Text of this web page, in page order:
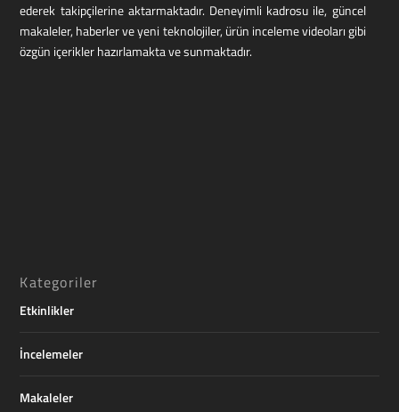
ederek takipçilerine aktarmaktadır. Deneyimli kadrosu ile, güncel
makaleler, haberler ve yeni teknolojiler, ürün inceleme videoları gibi
özgün içerikler hazırlamakta ve sunmaktadır.
Kategoriler
Etkinlikler
İncelemeler
Makaleler